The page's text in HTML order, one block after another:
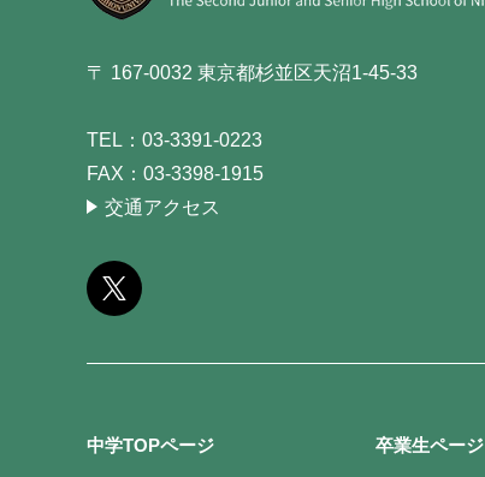
〒 167-0032 東京都杉並区天沼1-45-33
TEL： 03-3391-0223
FAX： 03-3398-1915
交通アクセス
中学TOPページ 卒業生ページ